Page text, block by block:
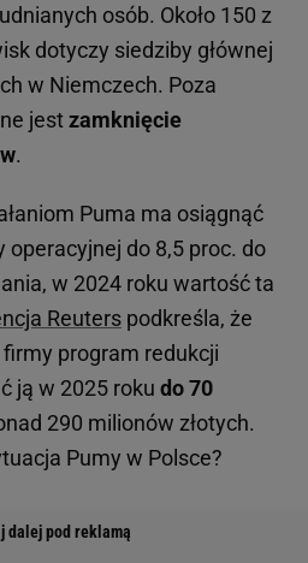
osób. Około 150 z
dotyczy siedziby głównej
w Niemczech. Poza
jestzamknięcie
.
Puma ma osiągnąć
operacyjnej do 8,5 proc. do
w 2024 roku wartość ta
Reuters podkreśla, że
program redukcji
ją w 2025 roku do 70
290 milionów złotych.
Pumy w Polsce?